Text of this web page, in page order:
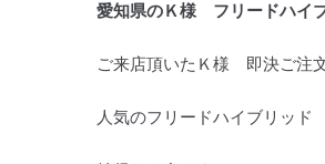
愛知県のＫ様 フリードハイ
ご来店頂いたＫ様 即決ご注
人気のフリードハイブリッ